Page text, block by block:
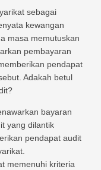
sebagai
kewangan
masa memutuskan
pembayaran
pendapat
Adakah betul
bayaran
yang dilantik
pendapat audit
memenuhi kriteria